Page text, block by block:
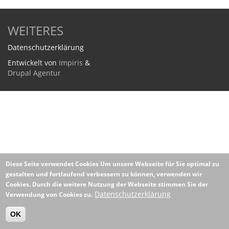
WEITERES
Datenschutzerklärung
Entwickelt von Impiris &
Drupal Agentur
Diese Seite verwendet Cookies Um unsere Webseite für Sie optimal zu
gestalten und fortlaufend verbessern zu können, verwenden wir
Cookies. Durch die weitere Nutzung der Webseite stimmen Sie der
Verwendung von Cookies zu. Datenschutzerklärung
OK